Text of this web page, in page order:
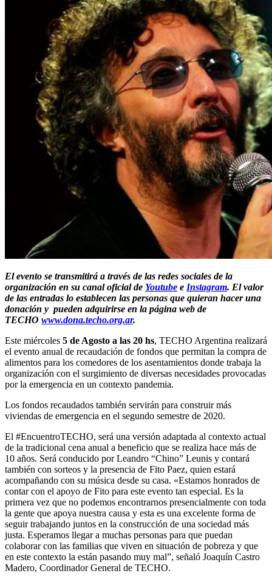
El evento se transmitirá a través de las redes sociales de la
organización en su canal oficial de Youtube e Instagram. El valor
de las entradas lo establecen las personas que quieran hacer una
donación y pueden adquirirse en la página web de
TECHO www.dona.techo.org.ar.
Este miércoles 5 de Agosto a las 20 hs, TECHO Argentina realizará
el evento anual de recaudación de fondos que permitan la compra de
alimentos para los comedores de los asentamientos donde trabaja la
organización con el surgimiento de diversas necesidades provocadas
por la emergencia en un contexto pandemia.
Los fondos recaudados también servirán para construir más
viviendas de emergencia en el segundo semestre de 2020.
El #EncuentroTECHO, será una versión adaptada al contexto actual
de la tradicional cena anual a beneficio que se realiza hace más de
10 años. Será conducido por Leandro “Chino” Leunis y contará
también con sorteos y la presencia de Fito Paez, quien estará
acompañando con su música desde su casa. «Estamos honrados de
contar con el apoyo de Fito para este evento tan especial. Es la
primera vez que no podemos encontrarnos presencialmente con toda
la gente que apoya nuestra causa y esta es una excelente forma de
seguir trabajando juntos en la construcción de una sociedad más
justa. Esperamos llegar a muchas personas para que puedan
colaborar con las familias que viven en situación de pobreza y que
en este contexto la están pasando muy mal”, señaló Joaquín Castro
Madero, Coordinador General de TECHO.